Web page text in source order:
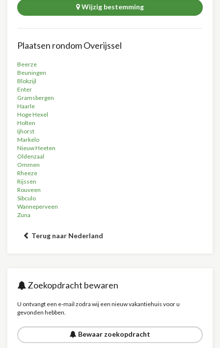
Wijzig bestemming
Plaatsen rondom Overijssel
Beerze
Beuningen
Blokzijl
Enter
Gramsbergen
Haarle
Hoge Hexel
Holten
Ijhorst
Markelo
Nieuw Heeten
Oldenzaal
Ommen
Rheeze
Rijssen
Rouveen
Sibculo
Wanneperveen
Zuna
Terug naar Nederland
Zoekopdracht bewaren
U ontvangt een e-mail zodra wij een nieuw vakantiehuis voor u
gevonden hebben.
Bewaar zoekopdracht